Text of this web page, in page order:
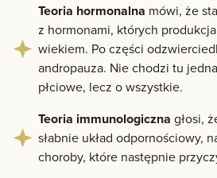
Teoria hormonalna mówi, że
z hormonami, których
wiekiem. Po części
andropauza. Nie chodzi tu
płciowe, lecz o wszystkie.
Teoria immunologiczna głosi,
słabnie układ odpornościowy,
choroby, które następnie